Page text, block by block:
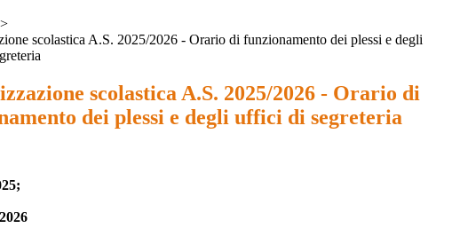
>
scolastica A.S. 2025/2026 - Orario di funzionamento dei plessi e degli
scolastica A.S. 2025/2026 - Orario di
dei plessi e degli uffici di segreteria